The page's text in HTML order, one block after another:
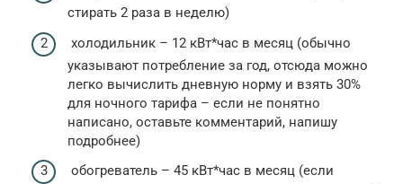
стирать 2 раза в неделю)
холодильник – 12 кВт*час в месяц (обычно
указывают потребление за год, отсюда можно
легко вычислить дневную норму и взять 30%
для ночного тарифа – если не понятно
написано, оставьте комментарий, напишу
подробнее)
обогреватель – 45 кВт*час в месяц (если